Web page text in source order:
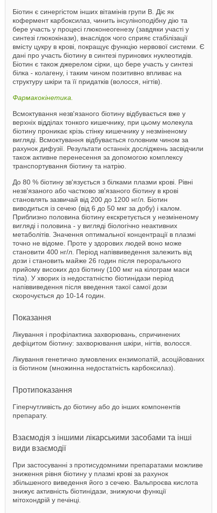
Біотин є синергістом інших вітамінів групи В. Діє як
кофермент карбоксилаз, чинить інсуліноподібну дію та
бере участь у процесі глюконеогенезу (завдяки участі у
синтезі глюкокінази), внаслідок чого сприяє стабілізації
вмісту цукру в крові, покращує функцію нервової системи. Є
дані про участь біотину в синтезі пуринових нуклеотидів.
Біотин є також джерелом сірки, що бере участь у синтезі
білка - колагену, і таким чином позитивно впливає на
структуру шкіри та її придатків (волосся, нігтів).
Фармакокінетика.
Всмоктування незв'язаного біотину відбувається вже у
верхніх відділах тонкого кишечнику, при цьому молекула
біотину проникає крізь стінку кишечнику у незміненому
вигляді. Всмоктування відбувається головним чином за
рахунок дифузії. Результати останніх досліджень засвідчили
також активне перенесення за допомогою комплексу
транспортування біотину та натрію.
До 80 % біотину зв'язується з білками плазми крові. Рівні
незв'язаного або частково зв'язаного біотину в крові
становлять зазвичай від 200 до 1200 нг/л. Біотин
виводиться із сечею (від 6 до 50 мкг за добу) і калом.
Приблизно половина біотину екскретується у незміненому
вигляді і половина - у вигляді біологічно неактивних
метаболітів. Значення оптимальної концентрації в плазмі
точно не відоме. Проте у здорових людей воно може
становити 400 нг/л. Період напіввиведення залежить від
дози і становить майже 26 годин після перорального
прийому високих доз біотину (100 мкг на кілограм маси
тіла). У хворих із недостатністю біотинідази період
напіввиведення після введення такої самої дози
скорочується до 10-14 годин.
Показання
Лікування і профілактика захворювань, спричинених
дефіцитом біотину: захворювання шкіри, нігтів, волосся.
Лікування генетично зумовлених ензимопатій, асоційованих
із біотином (множинна недостатність карбоксилаз).
Протипоказання
Гіперчутливість до біотину або до інших компонентів
препарату.
Взаємодія з іншими лікарськими засобами та інші
види взаємодії
При застосуванні з протисудомними препаратами можливе
зниження рівня біотину у плазмі крові за рахунок
збільшеного виведення його з сечею. Вальпроєва кислота
знижує активність біотинідази, знижуючи функції
мітохондрій у печінці.